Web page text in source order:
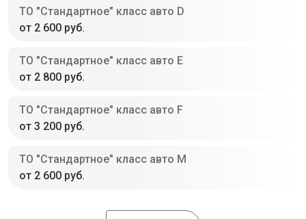
ТО "Стандартное" класс авто D
от 2 600 руб.
ТО "Стандартное" класс авто E
от 2 800 руб.
ТО "Стандартное" класс авто F
от 3 200 руб.
ТО "Стандартное" класс авто M
от 2 600 руб.